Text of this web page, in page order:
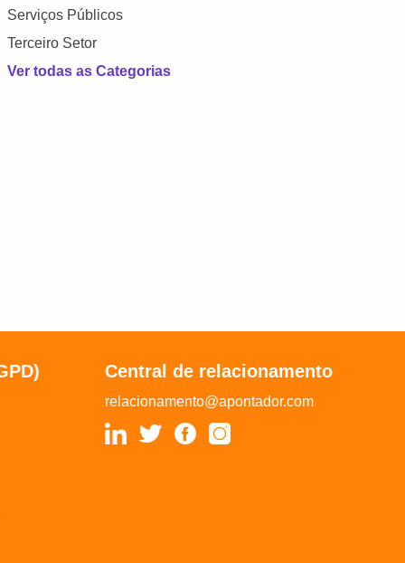
Serviços Públicos
Terceiro Setor
Ver todas as Categorias
Central de relacionamento
relacionamento@apontador.com